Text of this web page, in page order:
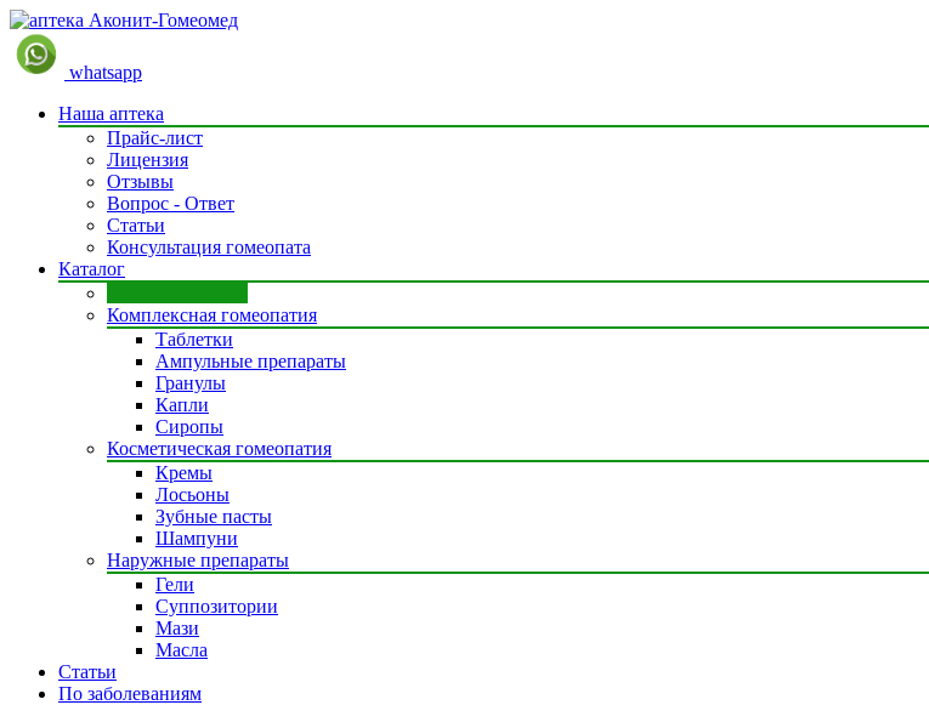
whatsapp
Наша аптека
Прайс-лист
Лицензия
Отзывы
Вопрос - Ответ
Статьи
Консультация гомеопата
Каталог
Комплексная гомеопатия
Таблетки
Ампульные препараты
Гранулы
Капли
Сиропы
Косметическая гомеопатия
Кремы
Лосьоны
Зубные пасты
Шампуни
Наружные препараты
Гели
Суппозитории
Мази
Масла
Статьи
По заболеваниям